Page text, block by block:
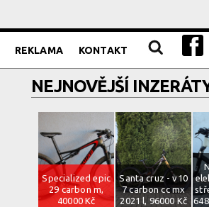
REKLAMA KONTAKT
NEJNOVĚJŠÍ
Specialized epic
29 carbon m,
40000 Kč
Santa cruz - v10
7 carbon cc mx
2021 l, 96000 Kč